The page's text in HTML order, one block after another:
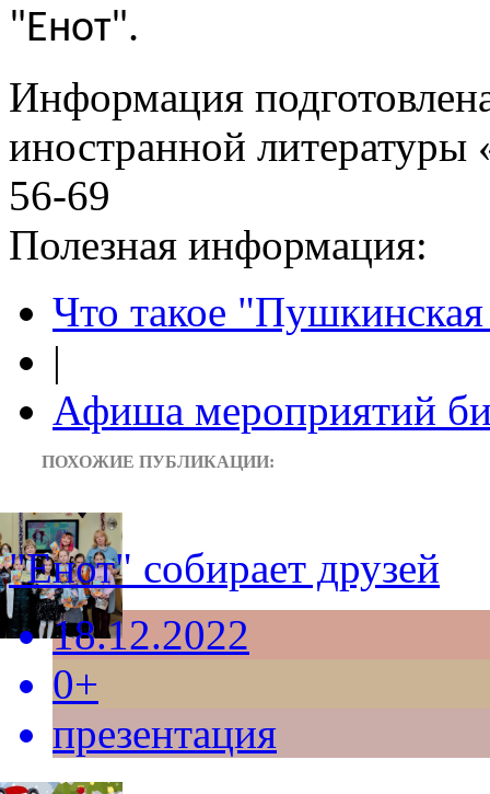
"Енот".
Информация
иностранной
56-69
Полезная информация:
Что такое "Пушкинская
|
Афиша мероприятий
ПОХОЖИЕ ПУБЛИКАЦИИ:
"Енот" собирает друзей
18.12.2022
0+
презентация